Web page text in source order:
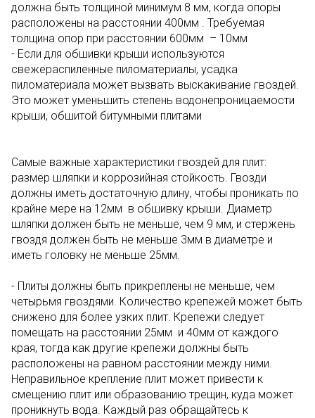
должна быть толщиной минимум 8 мм, когда опоры
расположены на расстоянии 400мм . Требуемая
толщина опор при расстоянии 600мм – 10мм
- Если для обшивки крыши используются
свежераспиленные пиломатериалы, усадка
пиломатериала может вызвать выскакивание гвоздей.
Это может уменьшить степень водонепроницаемости
крыши, обшитой битумными плитами
Самые важные характеристики гвоздей для плит:
размер шляпки и коррозийная стойкость. Гвозди
должны иметь достаточную длину, чтобы проникать по
крайне мере на 12мм в обшивку крыши. Диаметр
шляпки должен быть не меньше, чем 9 мм, и стержень
гвоздя должен быть не меньше 3мм в диаметре и
иметь головку не меньше 25мм.
- Плиты должны быть прикреплены не меньше, чем
четырьмя гвоздями. Количество крепежей может быть
снижено для более узких плит. Крепежи следует
помещать на расстоянии 25мм и 40мм от каждого
края, тогда как другие крепежи должны быть
расположены на равном расстоянии между ними.
Неправильное крепление плит может привести к
смещению плит или образованию трещин, куда может
проникнуть вода. Каждый раз обращайтесь к